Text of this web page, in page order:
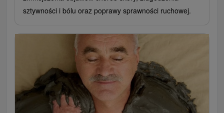
sztywności i bólu oraz poprawy sprawności ruchowej.